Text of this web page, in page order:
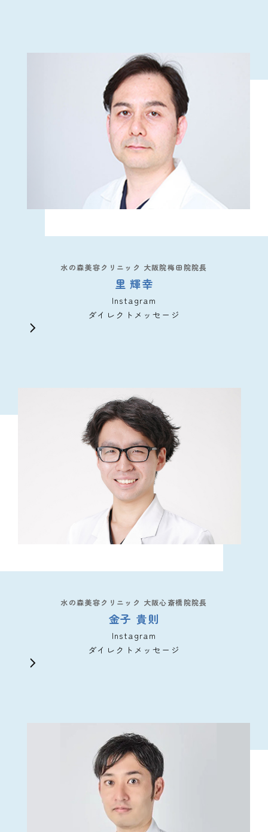
水の森美容クリニック 大阪院梅田院院長
里 輝幸
Instagram
ダイレクトメッセージ
水の森美容クリニック 大阪心斎橋院院長
金子 貴則
Instagram
ダイレクトメッセージ